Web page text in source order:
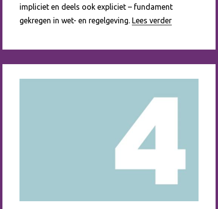
impliciet en deels ook expliciet – fundament
gekregen in wet- en regelgeving. Lees verder